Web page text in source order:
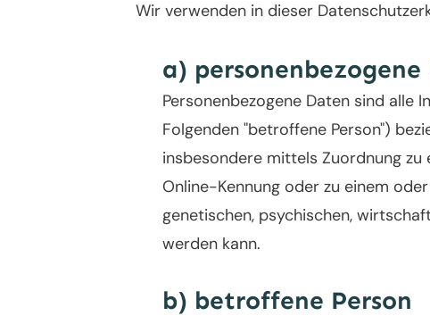
Wir verwenden in dieser
a) personenbezogene
Personenbezogene Daten sind alle
Folgenden "betroffene Person")
insbesondere mittels Zuordnung zu
Online-Kennung oder zu einem
genetischen, psychischen,
werden kann.
b) betroffene Person